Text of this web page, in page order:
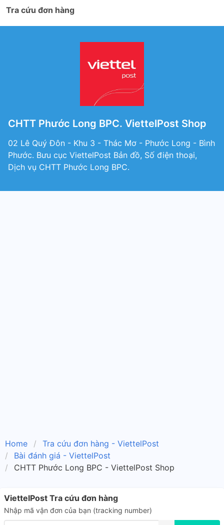
Tra cứu đơn hàng
CHTT Phước Long BPC. ViettelPost Shop
02 Lê Quý Đôn - Khu 3 - Thác Mơ - Phước Long - Bình
Phước. Bưu cục ViettelPost Bản đồ, Số điện thoại,
Dịch vụ CHTT Phước Long BPC.
Home
Tra cứu đơn hàng - ViettelPost
Bài đánh giá - ViettelPost
CHTT Phước Long BPC - ViettelPost Shop
ViettelPost Tra cứu đơn hàng
Nhập mã vận đơn của bạn (tracking number)